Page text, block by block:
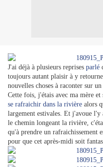
J'ai déjà à plusieurs reprises parlé
toujours autant plaisir à y
nouvelles choses à raconter sur
Cette fois, j'étais avec ma mère
se rafraichir dans la rivière alors
largement estivales. Et j'avoue l'y
le chemin longeant la rivière,
qu'à prendre un rafraichissement
pour que cet après-midi soit